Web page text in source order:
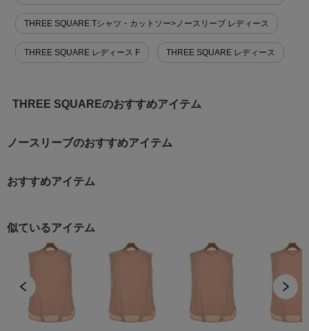
THREE SQUARE Tシャツ・カットソー>ノースリーブ レディース
THREE SQUARE レディース F THREE SQUARE レディース
THREE SQUAREのおすすめアイテム
ノースリーブのおすすめアイテム
おすすめアイテム